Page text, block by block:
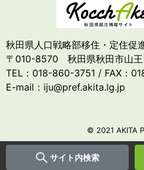
サイト内検索
秋田県人口戦略部移住・定住促
〒010-8570 秋田県秋田市山王
TEL：018-860-3751 / FAX：
E-mail：iju@pref.akita.lg.jp
© 2021 AKITA